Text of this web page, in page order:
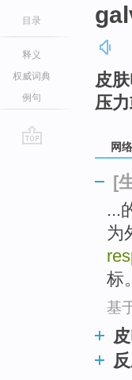
目录
释义
权威词典
例句
皮
压
网
[
...
为
标
基